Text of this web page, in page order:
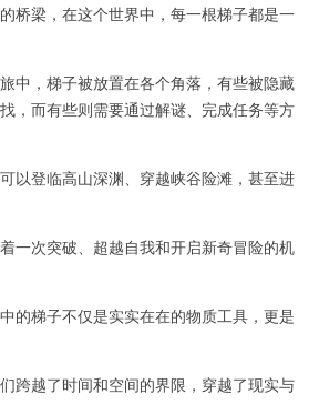
桥梁，在这个世界中，每一根梯子都是一
，梯子被放置在各个角落，有些被隐藏
，而有些则需要通过解谜、完成任务等方
登临高山深渊、穿越峡谷险滩，甚至进
次突破、超越自我和开启新奇冒险的机
梯子不仅是实实在在的物质工具，更是
越了时间和空间的界限，穿越了现实与